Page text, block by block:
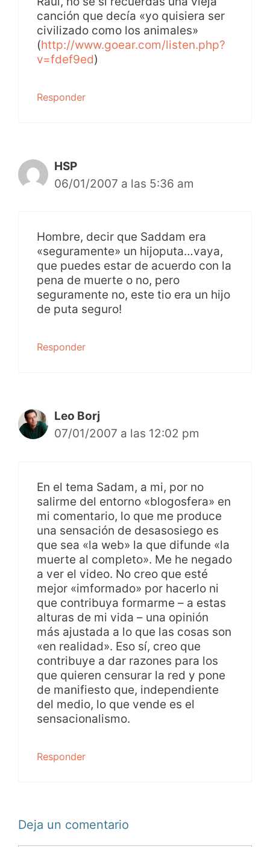
canción que decía «yo quisiera ser
civilizado como los animales»
(http://www.goear.com/listen.php?
v=fdef9ed)
Responder
HSP
06/01/2007 a las 5:36 am
Hombre, decir que Saddam era
«seguramente» un hijoputa…vaya,
que puedes estar de acuerdo con la
pena de muerte o no, pero
seguramente no, este tio era un hijo
de puta seguro!
Responder
Leo Borj
07/01/2007 a las 12:02 pm
En el tema Sadam, a mi, por no
salirme del entorno «blogosfera» en
mi comentario, lo que me produce
una sensación de desasosiego es
que sea «la web» la que difunde «la
muerte al completo». Me he negado
a ver el video. No creo que esté
mejor «imformado» por hacerlo ni
que contribuya formarme – a estas
alturas de mi vida – una opinión
más ajustada a lo que las cosas son
«en realidad». Eso sí, creo que
contribuye a dar razones para los
que quieren censurar la red y pone
de manifiesto que, independiente
del medio, lo que vende es el
sensacionalismo.
Responder
Deja un comentario